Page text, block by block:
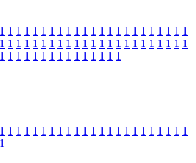
1 1 1 1 1 1 1 1 1 1 1 1 1 1 1 1 1 1 1 1 1 1 1
1 1 1 1 1 1 1 1 1 1 1 1 1 1 1 1 1 1 1 1 1 1 1
1 1 1 1 1 1 1 1 1 1 1 1 1 1 1
1 1 1 1 1 1 1 1 1 1 1 1 1 1 1 1 1 1 1 1 1 1 1
1